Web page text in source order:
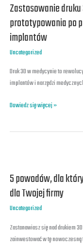
Zastosowanie
prototypowania po
implantów
Uncategorized
Druk 3D w medycynie to
implantów i narzędzi
3D
w
medycynie:
od
prototypowania
produkcję
indywidualnych
implantów
Dowiedz się więcej »
5 powodów, dla
dla Twojej firmy
Uncategorized
Zastanawiasz się nad drukiem
zainwestować w tę
dla
których
zainwestować
w
druk